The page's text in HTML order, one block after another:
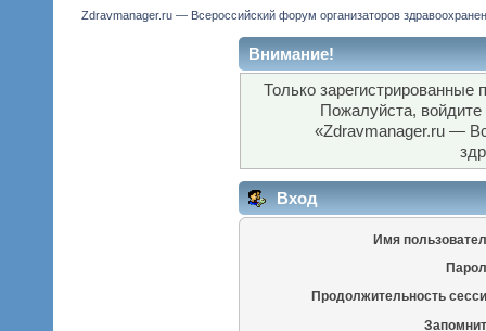
Zdravmanager.ru — Всероссийский форум организаторов
Внимание!
Только зарегистрированные
Пожалуйста,
«Zdravmanager.ru —
Вход
Имя
Продолжительность